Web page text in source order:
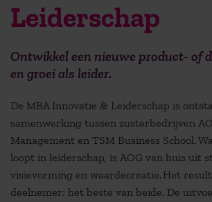
Leiderschap
Ontwikkel een nieuwe product- of
en groei als leider.
De MBA Innovatie & Leiderschap is
samenwerking tussen zusterbedrijven
Management en TSM Business School.
loopt in leiderschap, is AOG van huis uit
visievorming en waardecreatie.Het
deelnemer: het beste van beide. De